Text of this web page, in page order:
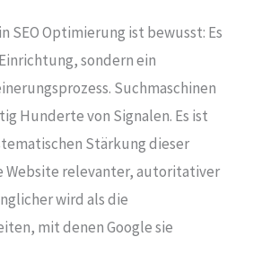
SEO Optimierung ist bewusst: Es
sondern ein
Suchmaschinen
Hunderte von Signalen. Es ist
Stärkung dieser
Website relevanter, autoritativer
wird als die
mit denen Google sie